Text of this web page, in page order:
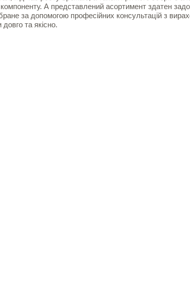
А представлений асортимент здатен
за допомогою професійних консультацій з
та якісно.